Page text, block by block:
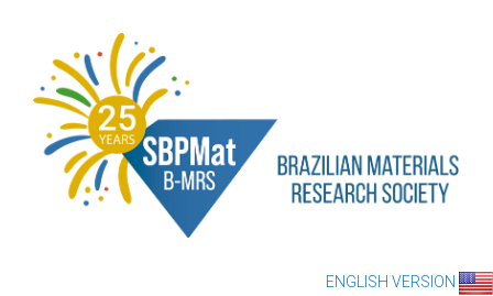
ENGLISH VERSION